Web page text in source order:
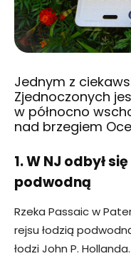
Jednym z
Zjednoczonych
w północno
nad brzegiem
1. W NJ odbył
podwodną
Rzeka Passaic w
rejsu łodzią
łodzi John P. Hollanda.